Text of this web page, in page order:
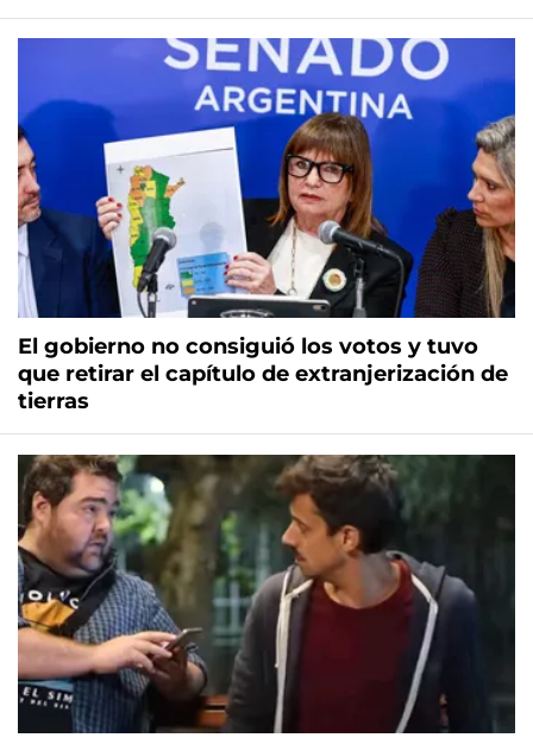
El gobierno no consiguió los votos y tuvo
que retirar el capítulo de extranjerización de
tierras